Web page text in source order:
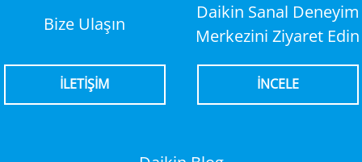
Bize Ulaşın
İLETİŞİM
Daikin Sanal Deneyim
Merkezini Ziyaret Edin
İNCELE